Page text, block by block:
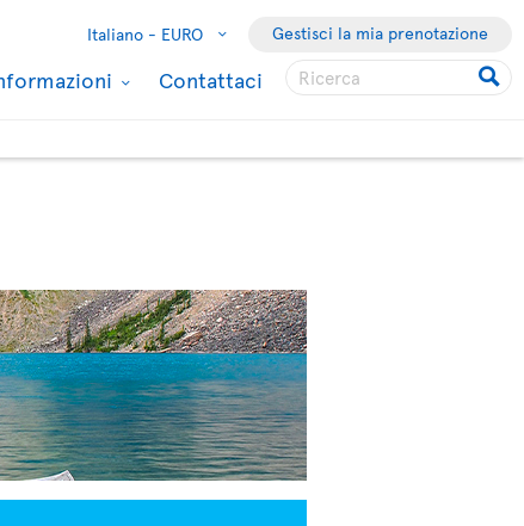
Italiano - EURO Gestisci la mia prenotazione
Contattaci